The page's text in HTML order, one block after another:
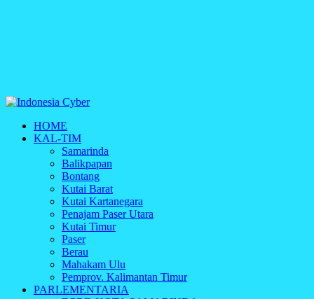
Indonesia Cyber
Media Cetak, Online & Streaming
HOME
KAL-TIM
Samarinda
Balikpapan
Bontang
Kutai Barat
Kutai Kartanegara
Penajam Paser Utara
Kutai Timur
Paser
Berau
Mahakam Ulu
Pemprov. Kalimantan Timur
PARLEMENTARIA